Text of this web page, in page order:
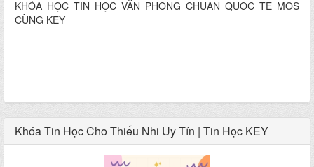
KHÓA HỌC TIN HỌC VĂN PHÒNG CHUẨN QUỐC TẾ MOS
CÙNG KEY
Khóa Tin Học Cho Thiếu Nhi Uy Tín | Tin Học KEY